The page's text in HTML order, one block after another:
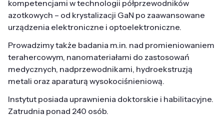
kompetencjami w technologii półprzewodników
azotkowych – od krystalizacji GaN po zaawansowane
urządzenia elektroniczne i optoelektroniczne.
Prowadzimy także badania m.in. nad promieniowaniem
terahercowym, nanomateriałami do zastosowań
medycznych, nadprzewodnikami, hydroekstruzją
metali oraz aparaturą wysokociśnieniową.
Instytut posiada uprawnienia doktorskie i habilitacyjne.
Zatrudnia ponad 240 osób.